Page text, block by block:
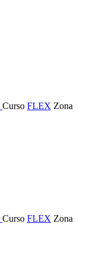
Curso FLEX Zona
Curso FLEX Zona